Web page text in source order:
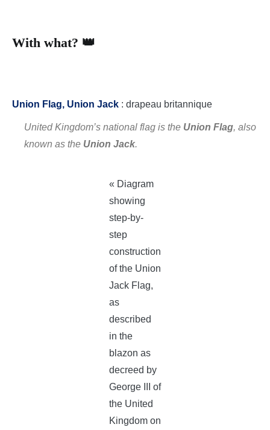
With what? 👑
Union Flag, Union Jack : drapeau britannique
United Kingdom’s national flag is the Union Flag, also
known as the Union Jack.
« Diagram
showing
step-by-
step
construction
of the Union
Jack Flag,
as
described
in the
blazon as
decreed by
George III of
the United
Kingdom on